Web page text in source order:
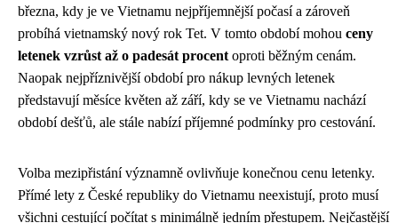
března, kdy je ve Vietnamu nejpříjemnější počasí a zároveň
probíhá vietnamský nový rok Tet. V tomto období mohou ceny
letenek vzrůst až o padesát procent oproti běžným cenám.
Naopak nejpříznivější období pro nákup levných letenek
představují měsíce květen až září, kdy se ve Vietnamu nachází
období dešťů, ale stále nabízí příjemné podmínky pro cestování.
Volba mezipřistání významně ovlivňuje konečnou cenu letenky.
Přímé lety z České republiky do Vietnamu neexistují, proto musí
všichni cestující počítat s minimálně jedním přestupem. Nejčastější